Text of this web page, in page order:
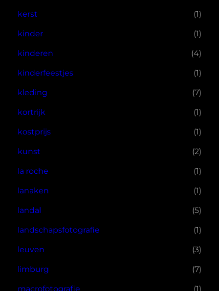
kerst (1)
kinder (1)
kinderen (4)
kinderfeestjes (1)
kleding (7)
kortrijk (1)
kostprijs (1)
kunst (2)
la roche (1)
lanaken (1)
landal (5)
landschapsfotografie (1)
leuven (3)
limburg (7)
macrofotografie (1)